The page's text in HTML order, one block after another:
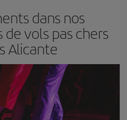
dans nos
vols pas chers
Alicante